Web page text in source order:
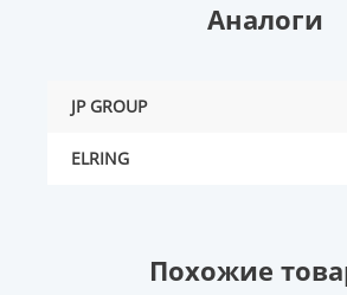
Аналоги
JP GROUP
ELRING
Похожие